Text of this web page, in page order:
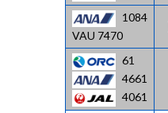
1084
VAU 7470
61
4661
4061